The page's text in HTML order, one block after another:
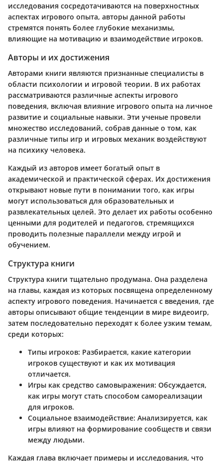
исследования сосредотачиваются на поверхностных
аспектах игрового опыта, авторы данной работы
стремятся понять более глубокие механизмы,
влияющие на мотивацию и взаимодействие игроков.
Авторы и их достижения
Авторами книги являются признанные специалисты в
области психологии и игровой теории. В их работах
рассматриваются различные аспекты игрового
поведения, включая влияние игрового опыта на личное
развитие и социальные навыки. Эти ученые провели
множество исследований, собрав данные о том, как
различные типы игр и игровых механик воздействуют
на психику человека.
Каждый из авторов имеет богатый опыт в
академической и практической сферах. Их достижения
открывают новые пути в понимании того, как игры
могут использоваться для образовательных и
развлекательных целей. Это делает их работы особенно
ценными для родителей и педагогов, стремящихся
проводить полезные параллели между игрой и
обучением.
Структура книги
Структура книги тщательно продумана. Она разделена
на главы, каждая из которых посвящена определенному
аспекту игрового поведения. Начинается с введения, где
авторы описывают общие тенденции в мире видеоигр,
затем последовательно переходят к более узким темам,
среди которых:
Типы игроков: Разбирается, какие категории
игроков существуют и как их мотивация
отличается.
Игры как средство самовыражения: Обсуждается,
как игры могут стать способом самореализации
для игроков.
Социальное взаимодействие: Анализируется, как
игры влияют на формирование сообществ и связи
между людьми.
Каждая глава включает примеры и исследования, что